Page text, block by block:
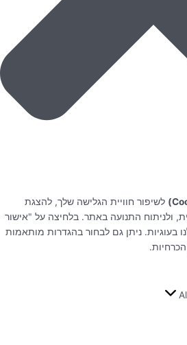
לשיפור חוויית הגלישה שלך, להצגת
ולניתוח התנועה באתר. בלחיצה על "אישור
בעוגיות. ניתן גם לבחור בהגדרות מותאמות